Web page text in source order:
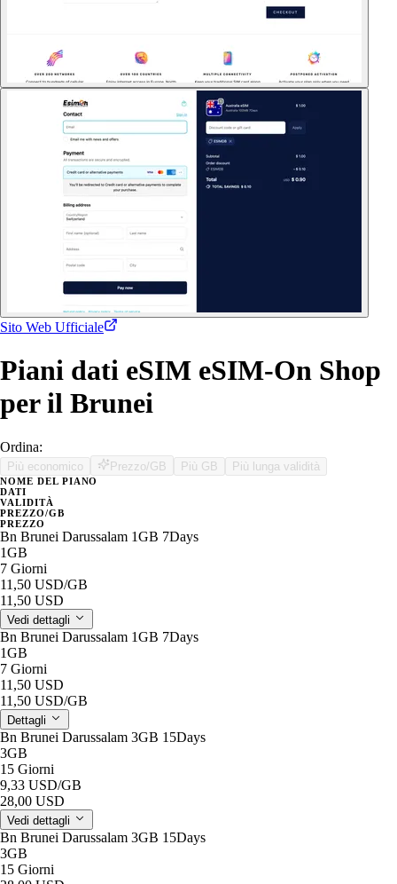
Sito Web Ufficiale
Piani dati eSIM eSIM-On Shop
per il Brunei
Ordina:
Più economico Prezzo/GB Più GB Più lunga validità
NOME DEL PIANO
DATI
VALIDITÀ
PREZZO/GB
PREZZO
Bn Brunei Darussalam 1GB 7Days
1GB
7 Giorni
11,50 USD/GB
11,50 USD
Vedi dettagli
Bn Brunei Darussalam 1GB 7Days
1GB
7 Giorni
11,50 USD
11,50 USD/GB
Dettagli
Bn Brunei Darussalam 3GB 15Days
3GB
15 Giorni
9,33 USD/GB
28,00 USD
Vedi dettagli
Bn Brunei Darussalam 3GB 15Days
3GB
15 Giorni